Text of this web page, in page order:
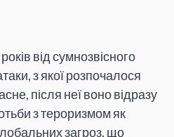
від сумнозвісного
з якої розпочалося
після неї воно відразу
з тероризмом як
загроз, що